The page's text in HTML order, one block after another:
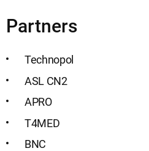
Partners
Technopol
ASL CN2
APRO
T4MED
BNC